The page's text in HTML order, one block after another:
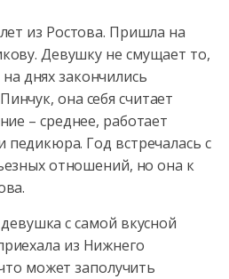
из Ростова. Пришла на
Девушку не смущает то,
днях закончились
она себя считает
– среднее, работает
Год встречалась с
отношений, но она к
с самой вкусной
из Нижнего
может заполучить